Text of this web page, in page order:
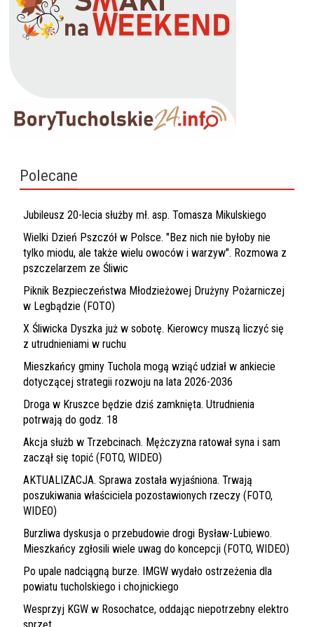
Polecane
Jubileusz 20-lecia służby mł. asp. Tomasza Mikulskiego
Wielki Dzień Pszczół w Polsce. "Bez nich nie byłoby nie
tylko miodu, ale także wielu owoców i warzyw". Rozmowa z
pszczelarzem ze Śliwic
Piknik Bezpieczeństwa Młodzieżowej Drużyny Pożarniczej
w Legbądzie (FOTO)
X Śliwicka Dyszka już w sobotę. Kierowcy muszą liczyć się
z utrudnieniami w ruchu
Mieszkańcy gminy Tuchola mogą wziąć udział w ankiecie
dotyczącej strategii rozwoju na lata 2026-2036
Droga w Kruszce będzie dziś zamknięta. Utrudnienia
potrwają do godz. 18
Akcja służb w Trzebcinach. Mężczyzna ratował syna i sam
zaczął się topić (FOTO, WIDEO)
AKTUALIZACJA. Sprawa została wyjaśniona. Trwają
poszukiwania właściciela pozostawionych rzeczy (FOTO,
WIDEO)
Burzliwa dyskusja o przebudowie drogi Bysław-Lubiewo.
Mieszkańcy zgłosili wiele uwag do koncepcji (FOTO, WIDEO)
Po upale nadciągną burze. IMGW wydało ostrzeżenia dla
powiatu tucholskiego i chojnickiego
Wesprzyj KGW w Rosochatce, oddając niepotrzebny elektro